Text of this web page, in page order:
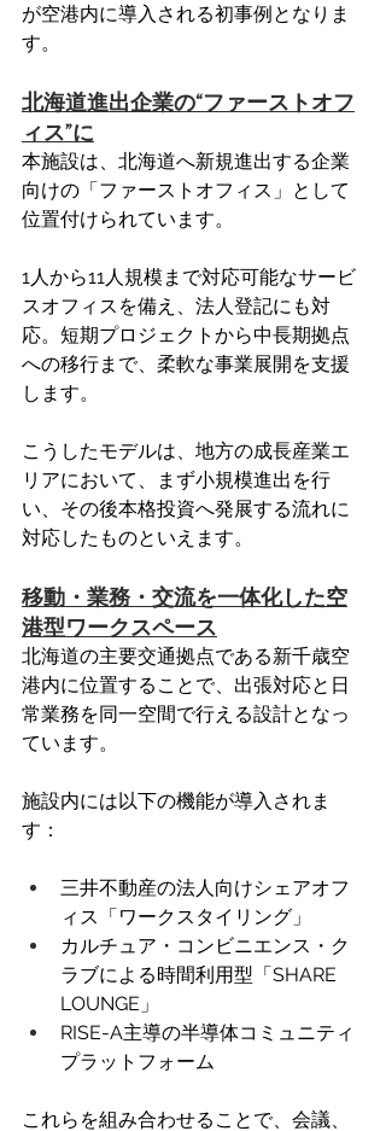
が空港内に導入される初事例となりま
す。
北海道進出企業の“ファーストオフ
ィス”に
本施設は、北海道へ新規進出する企業
向けの「ファーストオフィス」として
位置付けられています。
1人から11人規模まで対応可能なサービ
スオフィスを備え、法人登記にも対
応。短期プロジェクトから中長期拠点
への移行まで、柔軟な事業展開を支援
します。
こうしたモデルは、地方の成長産業エ
リアにおいて、まず小規模進出を行
い、その後本格投資へ発展する流れに
対応したものといえます。
移動・業務・交流を一体化した空
港型ワークスペース
北海道の主要交通拠点である新千歳空
港内に位置することで、出張対応と日
常業務を同一空間で行える設計となっ
ています。
施設内には以下の機能が導入されま
す：
三井不動産の法人向けシェアオフ
ィス「ワークスタイリング」
カルチュア・コンビニエンス・ク
ラブによる時間利用型「SHARE
LOUNGE」
RISE-A主導の半導体コミュニティ
プラットフォーム
これらを組み合わせることで、会議、